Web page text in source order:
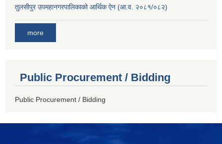
तुलसीपुर उपमहानगरपालिकाको आर्थिक ऐन (आ.व. २०८१/०८२)
more
Public Procurement / Bidding
Public Procurement / Bidding